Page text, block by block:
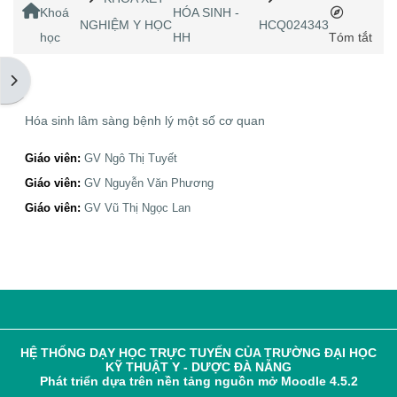
Mở ngăn kéo tài liệu
Home
Khoá
học
NGHIỆM Y HỌC
HÓA SINH -
HH
HCQ024343
Tóm tắt
Hóa sinh lâm sàng bệnh lý một số cơ quan
Giáo viên: GV Ngô Thị Tuyết
Giáo viên: GV Nguyễn Văn Phương
Giáo viên: GV Vũ Thị Ngọc Lan
HỆ THỐNG DẠY HỌC TRỰC TUYẾN CỦA TRƯỜNG ĐẠI HỌC
KỸ THUẬT Y - DƯỢC ĐÀ NẴNG
Phát triển dựa trên nền tảng nguồn mở Moodle 4.5.2